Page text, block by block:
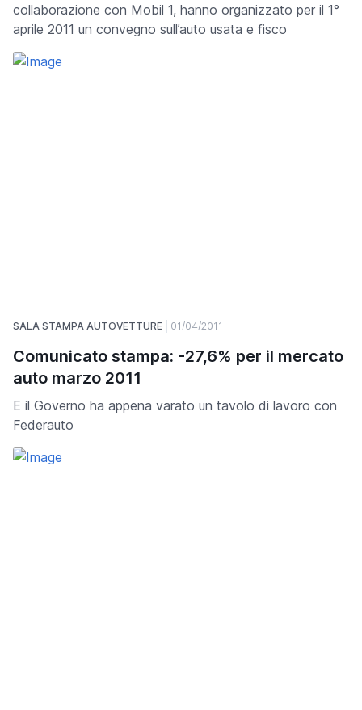
collaborazione con Mobil 1, hanno organizzato per il 1°
aprile 2011 un convegno sull’auto usata e fisco
SALA STAMPA AUTOVETTURE 01/04/2011
Comunicato stampa: -27,6% per il mercato
auto marzo 2011
E il Governo ha appena varato un tavolo di lavoro con
Federauto